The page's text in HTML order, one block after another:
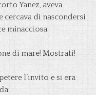
Yanez, aveva
cercava di nascondersi
minacciosa:
di mare! Mostrati!
l’invito e si era